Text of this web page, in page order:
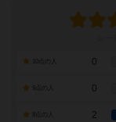
0
0
2